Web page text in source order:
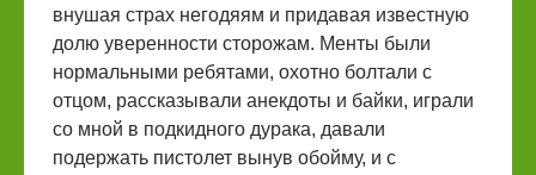
внушая страх негодяям и придавая известную
долю уверенности сторожам. Менты были
нормальными ребятами, охотно болтали с
отцом, рассказывали анекдоты и байки, играли
со мной в подкидного дурака, давали
подержать пистолет вынув обойму, и с